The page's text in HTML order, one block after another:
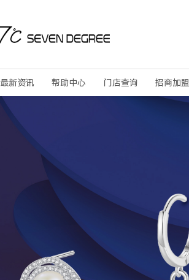
最新资讯 帮助中心 门店查询 招商加盟